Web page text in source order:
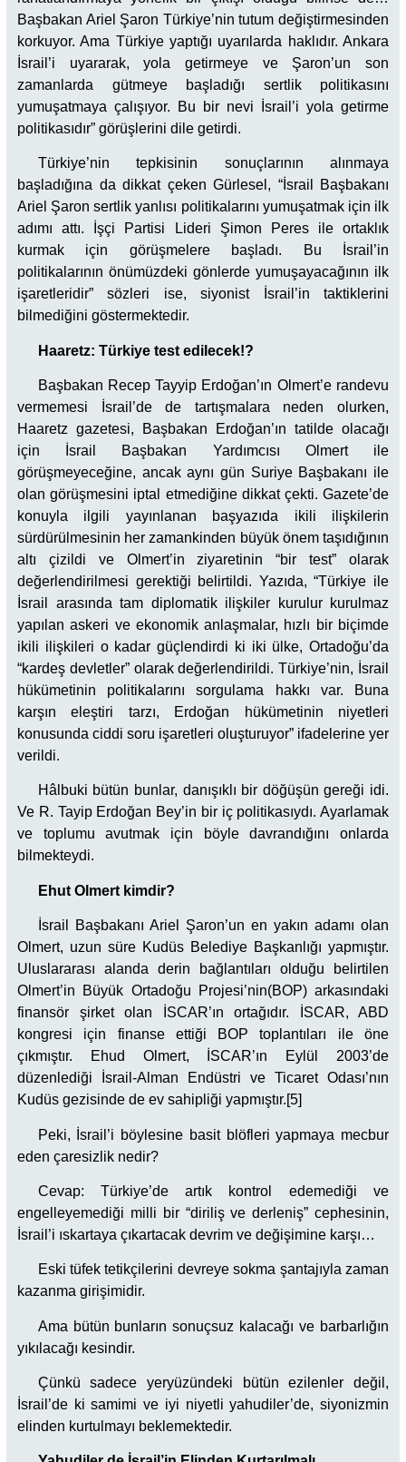
Başbakan Ariel Şaron Türkiye’nin tutum değiştirmesinden
korkuyor. Ama Türkiye yaptığı uyarılarda haklıdır. Ankara
İsrail’i uyararak, yola getirmeye ve Şaron’un son
zamanlarda gütmeye başladığı sertlik politikasını
yumuşatmaya çalışıyor. Bu bir nevi İsrail’i yola getirme
politikasıdır” görüşlerini dile getirdi.
Türkiye’nin tepkisinin sonuçlarının alınmaya
başladığına da dikkat çeken Gürlesel, “İsrail Başbakanı
Ariel Şaron sertlik yanlısı politikalarını yumuşatmak için ilk
adımı attı. İşçi Partisi Lideri Şimon Peres ile ortaklık
kurmak için görüşmelere başladı. Bu İsrail’in
politikalarının önümüzdeki gönlerde yumuşayacağının ilk
işaretleridir” sözleri ise, siyonist İsrail’in taktiklerini
bilmediğini göstermektedir.
Haaretz: Türkiye test edilecek!?
Başbakan Recep Tayyip Erdoğan’ın Olmert’e randevu
vermemesi İsrail’de de tartışmalara neden olurken,
Haaretz gazetesi, Başbakan Erdoğan’ın tatilde olacağı
için İsrail Başbakan Yardımcısı Olmert ile
görüşmeyeceğine, ancak aynı gün Suriye Başbakanı ile
olan görüşmesini iptal etmediğine dikkat çekti. Gazete’de
konuyla ilgili yayınlanan başyazıda ikili ilişkilerin
sürdürülmesinin her zamankinden büyük önem taşıdığının
altı çizildi ve Olmert’in ziyaretinin “bir test” olarak
değerlendirilmesi gerektiği belirtildi. Yazıda, “Türkiye ile
İsrail arasında tam diplomatik ilişkiler kurulur kurulmaz
yapılan askeri ve ekonomik anlaşmalar, hızlı bir biçimde
ikili ilişkileri o kadar güçlendirdi ki iki ülke, Ortadoğu’da
“kardeş devletler” olarak değerlendirildi. Türkiye’nin, İsrail
hükümetinin politikalarını sorgulama hakkı var. Buna
karşın eleştiri tarzı, Erdoğan hükümetinin niyetleri
konusunda ciddi soru işaretleri oluşturuyor” ifadelerine yer
verildi.
Hâlbuki bütün bunlar, danışıklı bir döğüşün gereği idi.
Ve R. Tayip Erdoğan Bey’in bir iç politikasıydı. Ayarlamak
ve toplumu avutmak için böyle davrandığını onlarda
bilmekteydi.
Ehut Olmert kimdir?
İsrail Başbakanı Ariel Şaron’un en yakın adamı olan
Olmert, uzun süre Kudüs Belediye Başkanlığı yapmıştır.
Uluslararası alanda derin bağlantıları olduğu belirtilen
Olmert’in Büyük Ortadoğu Projesi’nin(BOP) arkasındaki
finansör şirket olan İSCAR’ın ortağıdır. İSCAR, ABD
kongresi için finanse ettiği BOP toplantıları ile öne
çıkmıştır. Ehud Olmert, İSCAR’ın Eylül 2003’de
düzenlediği İsrail-Alman Endüstri ve Ticaret Odası’nın
Kudüs gezisinde de ev sahipliği yapmıştır.[5]
Peki, İsrail’i böylesine basit blöfleri yapmaya mecbur
eden çaresizlik nedir?
Cevap: Türkiye’de artık kontrol edemediği ve
engelleyemediği milli bir “diriliş ve derleniş” cephesinin,
İsrail’i ıskartaya çıkartacak devrim ve değişimine karşı…
Eski tüfek tetikçilerini devreye sokma şantajıyla zaman
kazanma girişimidir.
Ama bütün bunların sonuçsuz kalacağı ve barbarlığın
yıkılacağı kesindir.
Çünkü sadece yeryüzündeki bütün ezilenler değil,
İsrail’de ki samimi ve iyi niyetli yahudiler’de, siyonizmin
elinden kurtulmayı beklemektedir.